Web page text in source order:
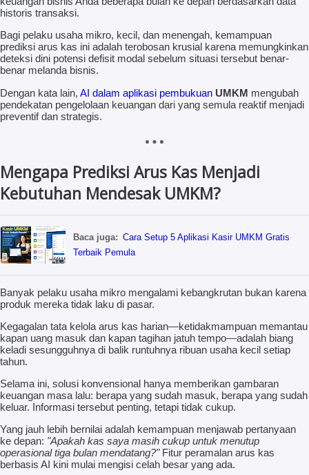
historis transaksi.
Bagi pelaku usaha mikro, kecil, dan menengah, kemampuan
prediksi arus kas ini adalah terobosan krusial karena memungkinkan
deteksi dini potensi defisit modal sebelum situasi tersebut benar-
benar melanda bisnis.
Dengan kata lain, AI dalam aplikasi pembukuan UMKM mengubah
pendekatan pengelolaan keuangan dari yang semula reaktif menjadi
preventif dan strategis.
Mengapa Prediksi Arus Kas Menjadi
Kebutuhan Mendesak UMKM?
Baca juga: Cara Setup 5 Aplikasi Kasir UMKM Gratis
Terbaik Pemula
Banyak pelaku usaha mikro mengalami kebangkrutan bukan karena
produk mereka tidak laku di pasar.
Kegagalan tata kelola arus kas harian—ketidakmampuan memantau
kapan uang masuk dan kapan tagihan jatuh tempo—adalah biang
keladi sesungguhnya di balik runtuhnya ribuan usaha kecil setiap
tahun.
Selama ini, solusi konvensional hanya memberikan gambaran
keuangan masa lalu: berapa yang sudah masuk, berapa yang sudah
keluar. Informasi tersebut penting, tetapi tidak cukup.
Yang jauh lebih bernilai adalah kemampuan menjawab pertanyaan
ke depan: "Apakah kas saya masih cukup untuk menutup
operasional tiga bulan mendatang?"Fitur peramalan arus kas
berbasis AI kini mulai mengisi celah besar yang ada.